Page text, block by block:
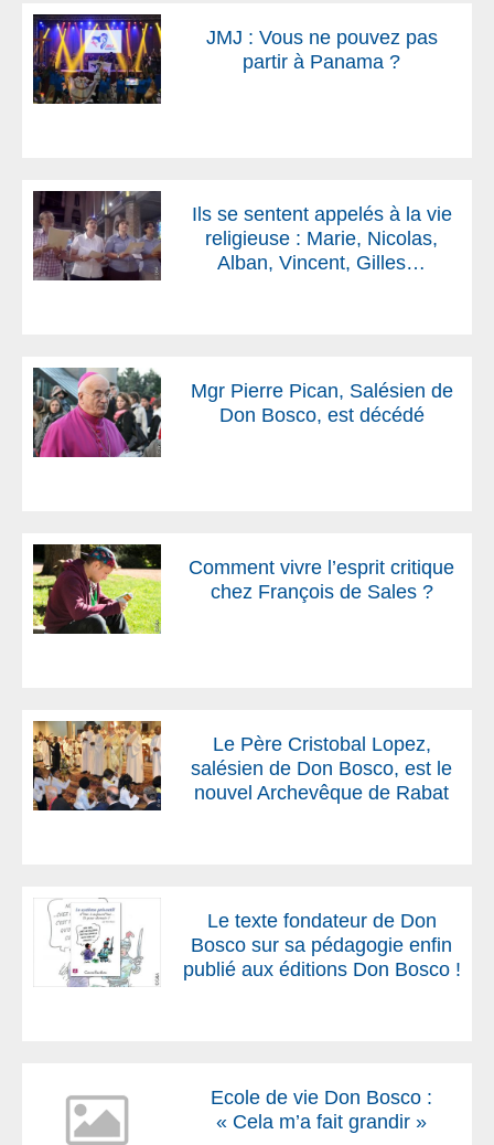
JMJ : Vous ne pouvez pas
partir à Panama ?
Ils se sentent appelés à la vie
religieuse : Marie, Nicolas,
Alban, Vincent, Gilles…
Mgr Pierre Pican, Salésien de
Don Bosco, est décédé
Comment vivre l’esprit critique
chez François de Sales ?
Le Père Cristobal Lopez,
salésien de Don Bosco, est le
nouvel Archevêque de Rabat
Le texte fondateur de Don
Bosco sur sa pédagogie enfin
publié aux éditions Don Bosco !
Ecole de vie Don Bosco :
« Cela m’a fait grandir »